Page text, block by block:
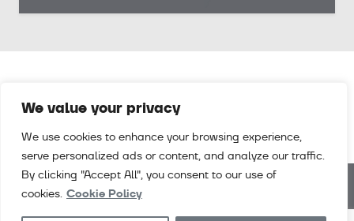
We value your privacy
We use cookies to enhance your browsing experience,
serve personalized ads or content, and analyze our traffic.
By clicking "Accept All", you consent to our use of
cookies. Cookie Policy